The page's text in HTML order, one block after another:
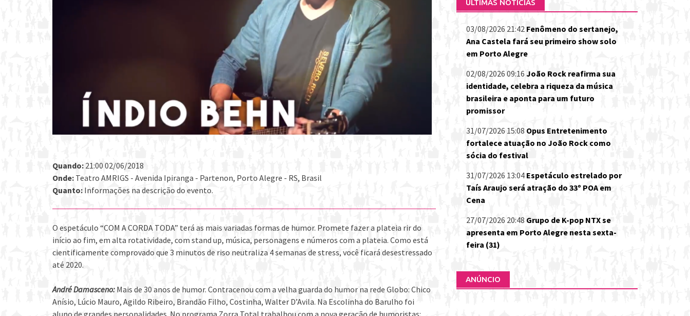
Quando: 21:00 02/06/2018
Onde: Teatro AMRIGS - Avenida Ipiranga - Partenon, Porto Alegre - RS, Brasil
Quanto: Informações na descrição do evento.
O espetáculo “COM A CORDA TODA” terá as mais variadas formas de humor. Promete fazer a plateia rir do
início ao fim, em alta rotatividade, com stand up, música, personagens e números com a plateia. Como está
cientificamente comprovado que 3 minutos de riso neutraliza 4 semanas de stress, você ficará desestressado
até 2020.
André Damasceno: Mais de 30 anos de humor. Contracenou com a velha guarda do humor na rede Globo: Chico
Anísio, Lúcio Mauro, Agildo Ribeiro, Brandão Filho, Costinha, Walter D’Avila. Na Escolinha do Barulho foi
aluno de grandes personalidades. No programa Zorra Total trabalhou com a nova geração de humoristas:
ÚLTIMAS NOTÍCIAS
03/08/2026 21:42 Fenômeno do sertanejo,
Ana Castela fará seu primeiro show solo
em Porto Alegre
02/08/2026 09:16 João Rock reafirma sua
identidade, celebra a riqueza da música
brasileira e aponta para um futuro
promissor
31/07/2026 15:08 Opus Entretenimento
fortalece atuação no João Rock como
sócia do festival
31/07/2026 13:04 Espetáculo estrelado por
Taís Araujo será atração do 33º POA em
Cena
27/07/2026 20:48 Grupo de K-pop NTX se
apresenta em Porto Alegre nesta sexta-
feira (31)
ANÚNCIO